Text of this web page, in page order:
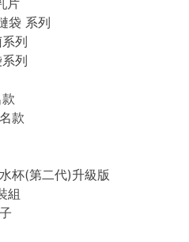
片
袋 系列
列
列
款
杯(第二代)升級版
組